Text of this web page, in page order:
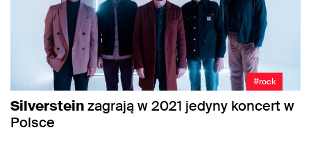
#rock
Silversteinzagrają w 2021 jedyny koncert w
Polsce